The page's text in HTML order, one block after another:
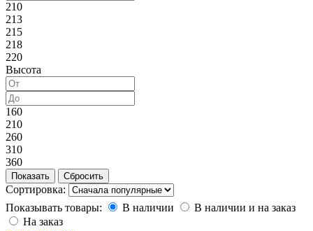
210
213
215
218
220
Высота
160
210
260
310
360
Сортировка:
Показывать товары:
В наличии
В наличии и на заказ
На заказ